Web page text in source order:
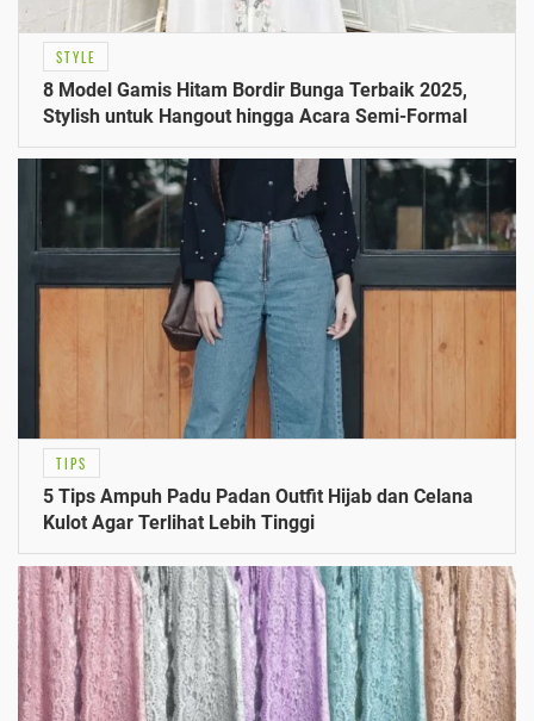
STYLE
8 Model Gamis Hitam Bordir Bunga Terbaik 2025,
Stylish untuk Hangout hingga Acara Semi-Formal
TIPS
5 Tips Ampuh Padu Padan Outfit Hijab dan Celana
Kulot Agar Terlihat Lebih Tinggi